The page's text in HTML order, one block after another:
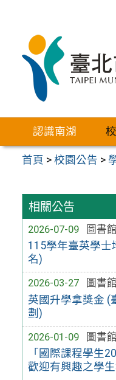
認識南湖
首頁 >校園公告 >
相關公告
2026-07-09
圖書館
115學年臺英學士
名)
2026-03-27
圖書館
英國升學拿獎金 (
劃)
2026-01-09
圖書館
「國際課程學生
歡迎有興趣之學